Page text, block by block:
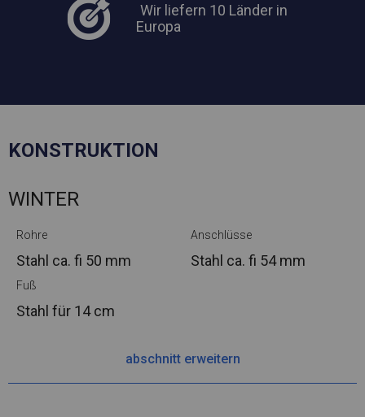
Wir liefern 10 Länder in
Europa
KONSTRUKTION
WINTER
Rohre
Stahl ca. fi 50 mm
Anschlüsse
Stahl ca. fi 54 mm
Fuß
Stahl für 14 cm
abschnitt erweitern